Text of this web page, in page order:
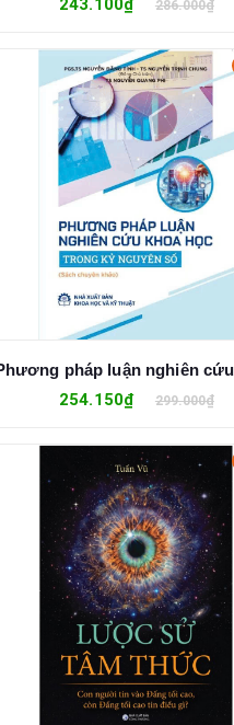
243.100₫ 286.000₫
254.150₫ 299.000₫